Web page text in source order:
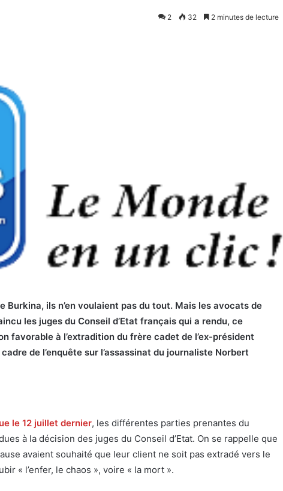
2 32 2 minutes de lecture
Burkina, ils n’en voulaient pas du tout. Mais les avocats de
les juges du Conseil d’Etat français qui a rendu, ce
favorable à l’extradition du frère cadet de l’ex-président
de l’enquête sur l’assassinat du journaliste Norbert
le 12 juillet dernier, les différentes parties prenantes du
à la décision des juges du Conseil d’Etat. On se rappelle que
avaient souhaité que leur client ne soit pas extradé vers le
« l’enfer, le chaos », voire « la mort ».